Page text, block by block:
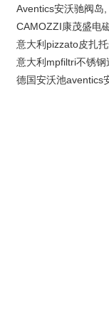
Aventics安沃驰阀岛
CAMOZZI康茂盛电
意大利pizzato皮扎
意大利mpfiltri不锈钢
德国安沃池aventics